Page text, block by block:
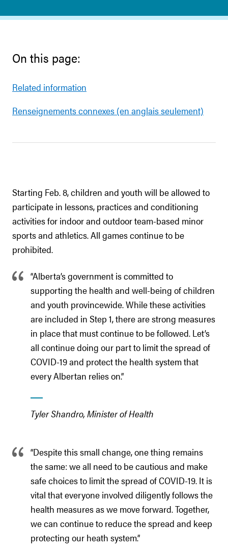
On this page:
Related information
Renseignements connexes (en anglais seulement)
Starting Feb. 8, children and youth will be allowed to
participate in lessons, practices and conditioning
activities for indoor and outdoor team-based minor
sports and athletics. All games continue to be
prohibited.
“Alberta’s government is committed to
supporting the health and well-being of children
and youth provincewide. While these activities
are included in Step 1, there are strong measures
in place that must continue to be followed. Let’s
all continue doing our part to limit the spread of
COVID-19 and protect the health system that
every Albertan relies on.”
Tyler Shandro, Minister of Health
“Despite this small change, one thing remains
the same: we all need to be cautious and make
safe choices to limit the spread of COVID-19. It is
vital that everyone involved diligently follows the
health measures as we move forward. Together,
we can continue to reduce the spread and keep
protecting our heath system.”